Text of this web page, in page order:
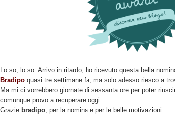
Lo so, lo so. Arrivo in ritardo, ho ricevuto questa bella
Bradipo quasi tre settimane fa, ma solo adesso riesco a
Ma mi ci vorrebbero giornate di sessanta ore per poter
comunque provo a recuperare oggi.
Grazie bradipo, per la nomina e per le belle motivazioni.